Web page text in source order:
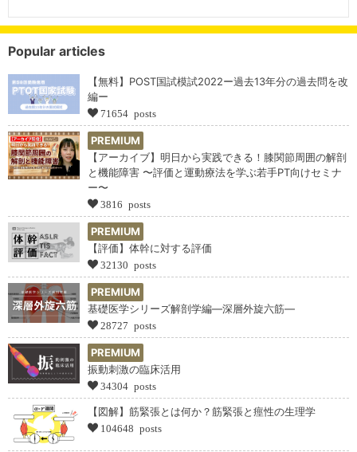
Popular articles
【無料】POST国試模試2022ー過去13年分の過去問を改
編ー
71654 posts
PREMIUM
【アーカイブ】明日から実践できる！膝関節周囲の解剖
と機能障害 〜評価と運動療法を学ぶ若手PT向けセミナ
ー〜
3816 posts
PREMIUM
【評価】体幹に対する評価
32130 posts
PREMIUM
基礎医学シリーズ解剖学編―深層外旋六筋―
28727 posts
PREMIUM
振動刺激の臨床活用
34304 posts
【図解】筋緊張とは何か？筋緊張と痙性の生理学
104648 posts